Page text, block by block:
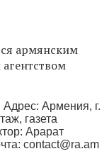
армянским
Армения, г.
газета
Арарат
contact@ra.am